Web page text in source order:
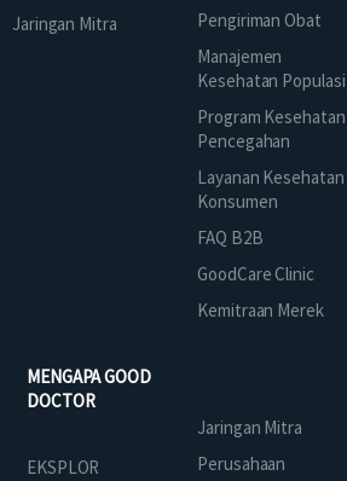
Jaringan Mitra
Pengiriman Obat
Manajemen
Kesehatan Populasi
Program Kesehatan
Pencegahan
Layanan Kesehatan
Konsumen
FAQ B2B
GoodCare Clinic
Kemitraan Merek
MENGAPA GOOD
DOCTOR
EKSPLOR
Jaringan Mitra
Perusahaan